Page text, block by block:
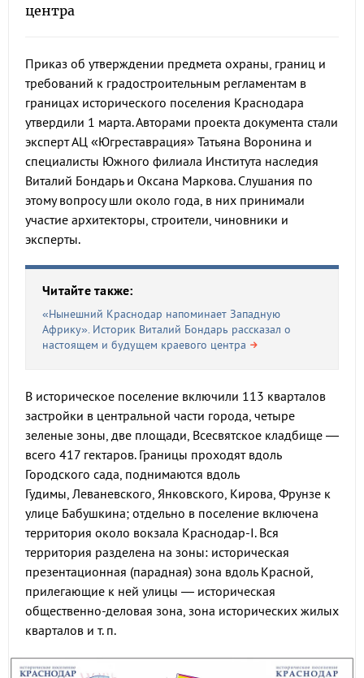
центра
Приказ об утверждении предмета охраны, границ и
требований к градостроительным регламентам в
границах исторического поселения Краснодара
утвердили 1 марта. Авторами проекта документа стали
эксперт АЦ «Югреставрация» Татьяна Воронина и
специалисты Южного филиала Института наследия
Виталий Бондарь и Оксана Маркова. Слушания по
этому вопросу шли около года, в них принимали
участие архитекторы, строители, чиновники и
эксперты.
Читайте также:
«Нынешний Краснодар напоминает Западную
Африку». Историк Виталий Бондарь рассказал о
настоящем и будущем краевого центра
В историческое поселение включили 113 кварталов
застройки в центральной части города, четыре
зеленые зоны, две площади, Всесвятское кладбище —
всего 417 гектаров. Границы проходят вдоль
Городского сада, поднимаются вдоль
Гудимы, Леваневского, Янковского, Кирова, Фрунзе к
улице Бабушкина; отдельно в поселение включена
территория около вокзала Краснодар-I. Вся
территория разделена на зоны: историческая
презентационная (парадная) зона вдоль Красной,
прилегающие к ней улицы — историческая
общественно-деловая зона, зона исторических жилых
кварталов и т. п.